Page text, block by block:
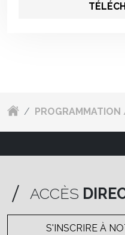
/
ACCÈS
S'INSCRIRE À